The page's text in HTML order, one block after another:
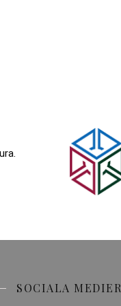
SOCIALA MEDIER